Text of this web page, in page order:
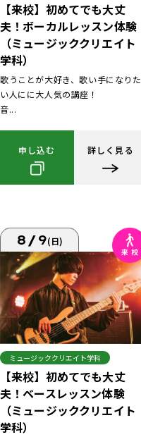
【来校】初めてでも大丈
夫！ボーカルレッスン体験
（ミュージッククリエイト
学科）
歌うことが大好き、歌い手になりた
い人にに大人気の講座！
音...
申し込む 詳しく見る
8/9(日)
ミュージッククリエイト学科
【来校】初めてでも大丈
夫！ベースレッスン体験
（ミュージッククリエイト
学科）